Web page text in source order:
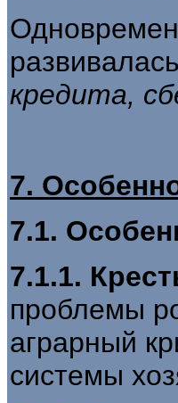
кредита,
7.
7.1.
7.1.1.
проблемы
аграрный
системы